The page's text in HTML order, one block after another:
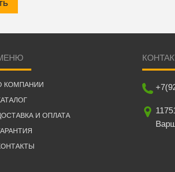
КОМПАНИИ
И ОПЛАТА